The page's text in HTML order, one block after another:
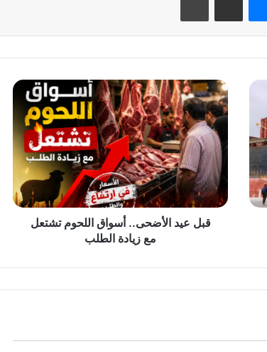
قبل
عيد
الأضحى..
أسواق
اللحوم
تشتعل
مع
زيادة
الطلب
قبل عيد الأضحى.. أسواق اللحوم تشتعل
مع زيادة الطلب